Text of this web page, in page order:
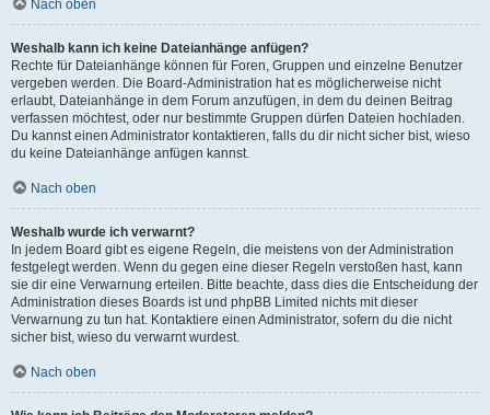
Nach oben
Weshalb kann ich keine Dateianhänge anfügen?
Rechte für Dateianhänge können für Foren, Gruppen und einzelne Benutzer
vergeben werden. Die Board-Administration hat es möglicherweise nicht
erlaubt, Dateianhänge in dem Forum anzufügen, in dem du deinen Beitrag
verfassen möchtest, oder nur bestimmte Gruppen dürfen Dateien hochladen.
Du kannst einen Administrator kontaktieren, falls du dir nicht sicher bist, wieso
du keine Dateianhänge anfügen kannst.
Nach oben
Weshalb wurde ich verwarnt?
In jedem Board gibt es eigene Regeln, die meistens von der Administration
festgelegt werden. Wenn du gegen eine dieser Regeln verstoßen hast, kann
sie dir eine Verwarnung erteilen. Bitte beachte, dass dies die Entscheidung der
Administration dieses Boards ist und phpBB Limited nichts mit dieser
Verwarnung zu tun hat. Kontaktiere einen Administrator, sofern du die nicht
sicher bist, wieso du verwarnt wurdest.
Nach oben